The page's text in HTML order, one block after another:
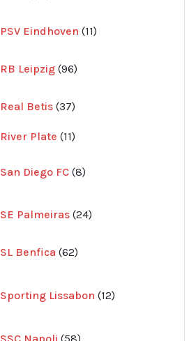
PSV Eindhoven 11
produkter
RB Leipzig 96
produkter
Real Betis 37
produkter
River Plate 1111
San Diego FC 8produkter
SE Palmeiras 24
produkter
SL Benfica 62
produkter
Sporting Lissabon 12produkter